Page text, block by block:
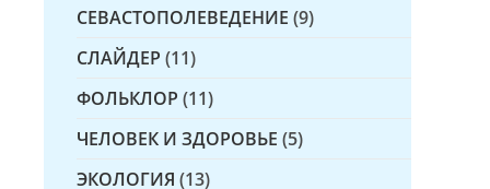
СЕВАСТОПОЛЕВЕДЕНИЕ (9)
СЛАЙДЕР (11)
ФОЛЬКЛОР (11)
ЧЕЛОВЕК И ЗДОРОВЬЕ (5)
ЭКОЛОГИЯ (13)